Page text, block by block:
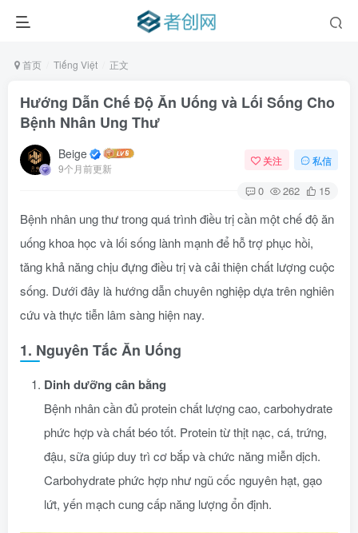
首页 Tiếng Việt 正文
Hướng Dẫn Chế Độ Ăn Uống và Lối Sống Cho
Bệnh Nhân Ung Thư
Beige
9个月前更新
关注 私信
0 262 15
Bệnh nhân ung thư trong quá trình điều trị cần một chế độ ăn
uống khoa học và lối sống lành mạnh để hỗ trợ phục hồi,
tăng khả năng chịu đựng điều trị và cải thiện chất lượng cuộc
sống. Dưới đây là hướng dẫn chuyên nghiệp dựa trên nghiên
cứu và thực tiễn lâm sàng hiện nay.
1. Nguyên Tắc Ăn Uống
Dinh dưỡng cân bằng
Bệnh nhân cần đủ protein chất lượng cao, carbohydrate
phức hợp và chất béo tốt. Protein từ thịt nạc, cá, trứng,
đậu, sữa giúp duy trì cơ bắp và chức năng miễn dịch.
Carbohydrate phức hợp như ngũ cốc nguyên hạt, gạo
lứt, yến mạch cung cấp năng lượng ổn định.